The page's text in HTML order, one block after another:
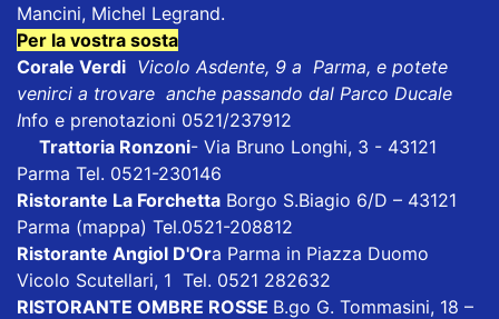
Mancini, Michel Legrand.
Per la vostra sosta
Corale Verdi Vicolo Asdente, 9 a Parma, e potete
venirci a trovare anche passando dal Parco Ducale
Info e prenotazioni 0521/237912
Trattoria Ronzoni- Via Bruno Longhi, 3 - 43121
Parma Tel. 0521-230146
Ristorante La Forchetta Borgo S.Biagio 6/D – 43121
Parma (mappa) Tel.0521-208812
Ristorante Angiol D'Ora Parma in Piazza Duomo
Vicolo Scutellari, 1 Tel. 0521 282632
RISTORANTE OMBRE ROSSE B.go G. Tommasini, 18 –